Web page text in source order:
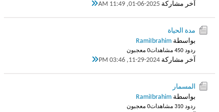
آخر مشاركة 01-06-2025, 11:49 AM
مدة الحياة
بواسطة RamiIbrahim
ردود 0 45 مشاهدات 0 معجبون
آخر مشاركة 11-29-2024, 03:46 PM
المسمار
بواسطة RamiIbrahim
ردود 0 31 مشاهدات 0 معجبون